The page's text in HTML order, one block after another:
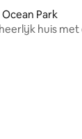
4,99 uit 5,
Park
huis